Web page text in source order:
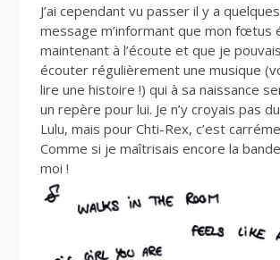
J’ai cependant vu passer il y a
message m’informant que mon fœtus
maintenant à l’écoute et que je
écouter régulièrement une musique
lire une histoire !) qui à sa naissance
un repère pour lui. Je n’y croyais pas
Lulu, mais pour Chti-Rex, c’est
Comme si je maîtrisais encore la
moi !